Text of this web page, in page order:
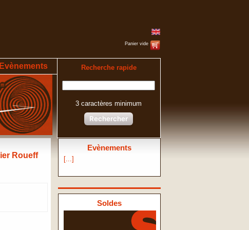
Panier vide
Evènements Recherche rapide
3 caractères minimum
Rechercher
Evènements
[...]
Soldes
Roueff